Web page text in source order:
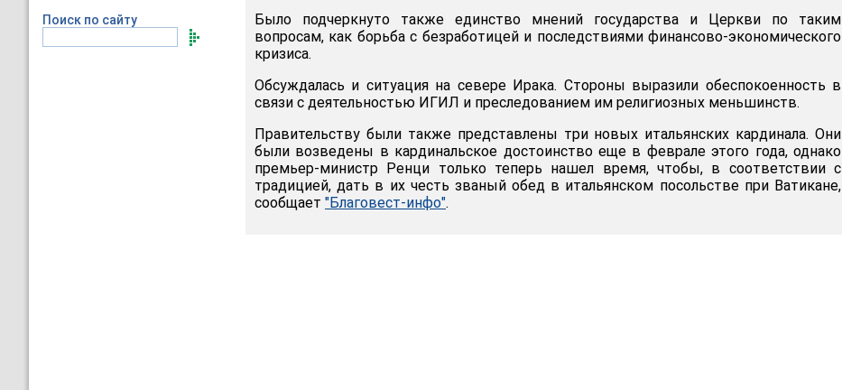
Поиск по сайту
Было подчеркнуто также единство мнений государства и Церкви по таким
вопросам, как борьба с безработицей и последствиями финансово-экономического
кризиса.
Обсуждалась и ситуация на севере Ирака. Стороны выразили обеспокоенность в
связи с деятельностью ИГИЛ и преследованием им религиозных меньшинств.
Правительству были также представлены три новых итальянских кардинала. Они
были возведены в кардинальское достоинство еще в феврале этого года, однако
премьер-министр Ренци только теперь нашел время, чтобы, в соответствии с
традицией, дать в их честь званый обед в итальянском посольстве при Ватикане,
сообщает "Благовест-инфо".